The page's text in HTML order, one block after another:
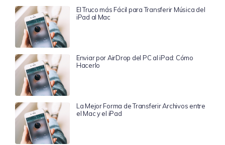
El Truco más Fácil para Transferir Música del
iPad al Mac
Enviar por AirDrop del PC al iPad: Cómo
Hacerlo
La Mejor Forma de Transferir Archivos entre
el Mac y el iPad